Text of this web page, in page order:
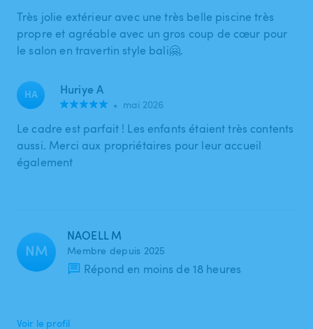
Très jolie extérieur avec une très belle piscine très
propre et agréable avec un gros coup de cœur pour
le salon en travertin style bali🤗.
HA Huriye A
• mai 2026
Le cadre est parfait ! Les enfants étaient très contents
aussi. Merci aux propriétaires pour leur accueil
également
NM
NAOELL M
Membre depuis 2025
Répond en moins de 18 heures
Voir le profil